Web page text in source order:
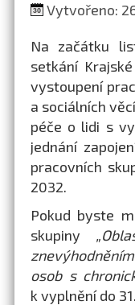
Vytvořeno:
Na začátku
setkání
vystoupení
a sociálních
péče o lidi s
jednání
pracovních
2032.
Pokud byste
skupiny
osob s
k vyplnění do